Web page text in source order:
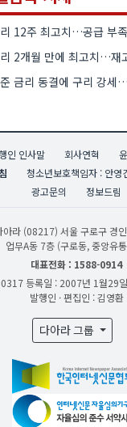
12주 최고치…공급 부
인 인사말 회사연혁
청소년보호책임자 : 안영
광고문의
정보드림
아라 (08217) 서울 구로구 경
업무A동 7층 (구로동, 중앙유
대표전화 : 1588-0914
등록일 : 2007년 1월29일
발행인 · 편집인 : 김영환
다아라 그룹